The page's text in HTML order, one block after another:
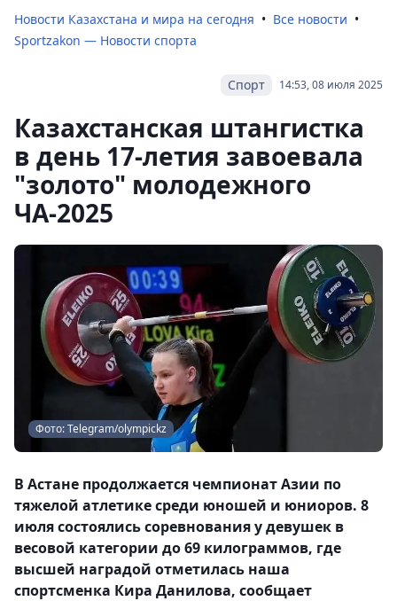
Новости Казахстана и мира на сегодня
Все новости
Sportzakon — Новости спорта
14:53, 08 июля 2025
Спорт
Казахстанская штангистка
в день 17-летия завоевала
"золото" молодежного
ЧА-2025
Фото: Telegram/olympickz
В Астане продолжается чемпионат Азии по
тяжелой атлетике среди юношей и юниоров. 8
июля состоялись соревнования у девушек в
весовой категории до 69 килограммов, где
высшей наградой отметилась наша
спортсменка Кира Данилова, сообщает